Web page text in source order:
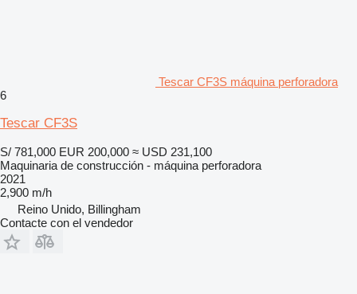
Tescar CF3S máquina perforadora
6
Tescar CF3S
S/ 781,000 EUR 200,000 ≈ USD 231,100
Maquinaria de construcción - máquina perforadora
2021
2,900 m/h
Reino Unido, Billingham
Contacte con el vendedor